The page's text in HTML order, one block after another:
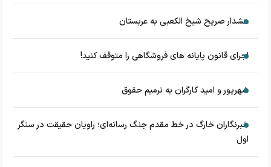
هشدار صریح شیخ الکعبی به عربستان
اجرای قانون پایانه های فروشگاهی را متوقف کنید!
شهریور و امید کارگران به ترمیم حقوق
خبرنگاران خارگ در خط مقدم جنگ رسانه‌ای؛ راویان حقیقت در سنگر
اول